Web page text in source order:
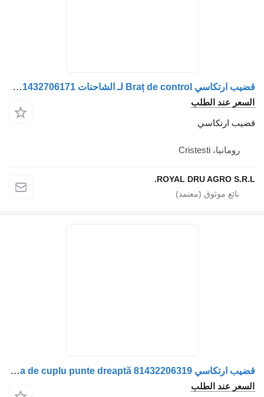
قضيب ارتكاسي Braț de control لـ الشاحنات MAN 81432706096 / 81432706163 / 81432206221 / 81432706114 / 81432706121 / 81432706171
السعر عند الطلب
قضيب ارتكاسي
رومانيا، Cristesti
ROYAL DRU AGRO S.R.L.
قضيب ارتكاسي Tija de cuplu punte dreaptă 81432206319 لـ الشاحنات MAN 81432206319 / 81432206388 / 81432206325 / 81432206324
السعر عند الطلب